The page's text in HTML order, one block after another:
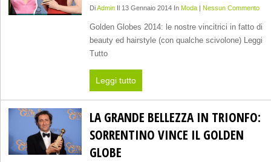
DiAdminIl 13 Gennaio 2014 In Moda| Nessun Commento
Golden Globes 2014: le nostre vincitrici in fatto di
beauty ed hairstyle (con qualche scivolone) Leggi
Tutto
Leggi tutto
LA GRANDE BELLEZZA IN TRIONFO:
SORRENTINO VINCE IL GOLDEN
GLOBE